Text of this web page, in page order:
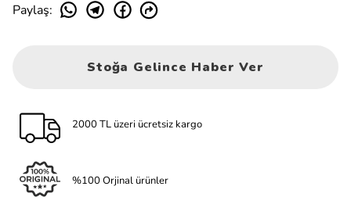
Paylaş:
Stoğa Gelince Haber Ver
2000 TL üzeri ücretsiz kargo
%100 Orjinal ürünler